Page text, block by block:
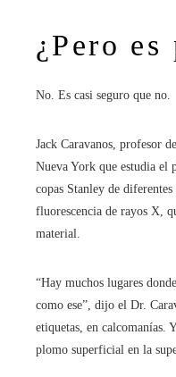
¿Pero es
No. Es casi seguro que no.
Jack Caravanos, profesor
Nueva York que estudia el
copas Stanley de
fluorescencia de rayos X,
material.
“Hay muchos lugares
como ese”, dijo el Dr.
etiquetas, en calcomanías.
plomo superficial en la